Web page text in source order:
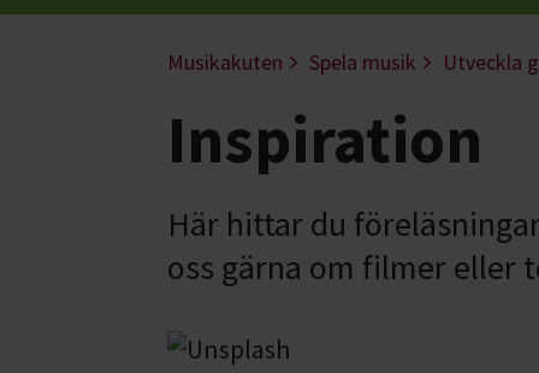
Musikakuten Spela musik Utveckla
Inspiration
Här hittar du
oss gärna om filmer eller